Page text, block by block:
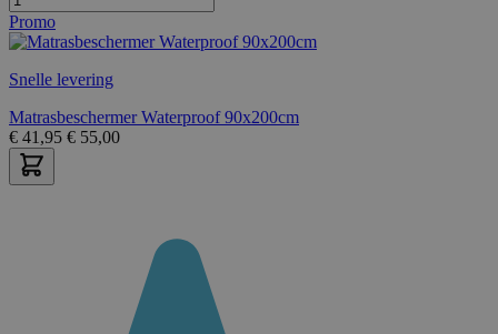
Promo
Snelle levering
Matrasbeschermer Waterproof 90x200cm
€ 41,95 € 55,00